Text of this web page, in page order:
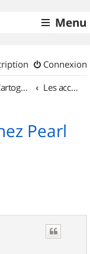
Menu
Connexion
Cartographie et GPS Les accessoires
Pearl